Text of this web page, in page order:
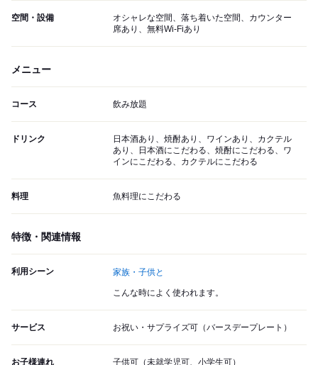
空間・設備
オシャレな空間、落ち着いた空間、カウンター
席あり、無料Wi-Fiあり
メニュー
コース 飲み放題
ドリンク
日本酒あり、焼酎あり、ワインあり、カクテル
あり、日本酒にこだわる、焼酎にこだわる、ワ
インにこだわる、カクテルにこだわる
料理 魚料理にこだわる
特徴・関連情報
利用シーン 家族・子供と
こんな時によく使われます。
サービス お祝い・サプライズ可（バースデープレート）
お子様連れ
子供可（未就学児可、小学生可）